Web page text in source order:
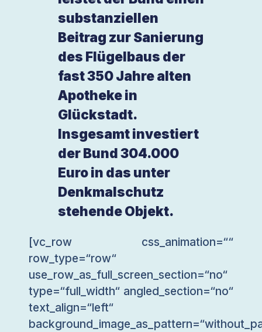
substanziellen
Beitrag zur Sanierung
des Flügelbaus der
fast 350 Jahre alten
Apotheke in
Glückstadt.
Insgesamt investiert
der Bund 304.000
Euro in das unter
Denkmalschutz
stehende Objekt.
[vc_row css_animation=““
row_type=“row“
use_row_as_full_screen_section=“no“
type=“full_width“ angled_section=“no“
text_align=“left“